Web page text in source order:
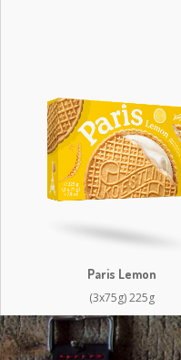
Paris Lemon
(3x75g) 225g